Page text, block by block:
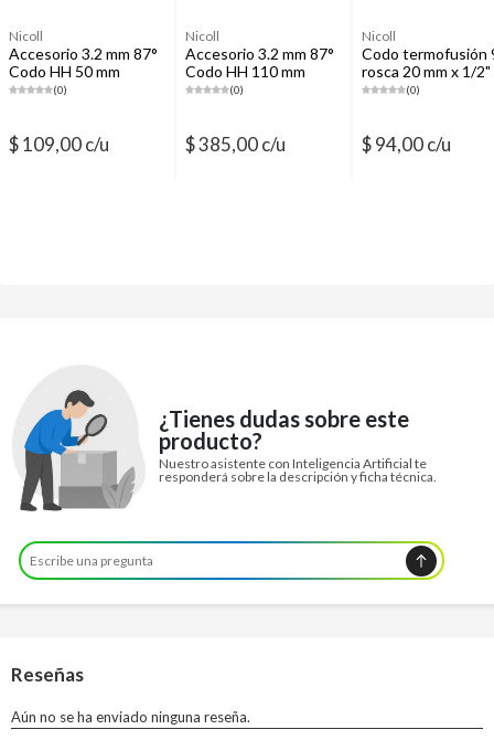
Nicoll
Accesorio 3.2 mm 87°
Codo HH 50 mm
diámetro
(0)
$ 109,00 c/u
Nicoll
Accesorio 3.2 mm 87°
Codo HH 110 mm
diámetro
(0)
$ 385,00 c/u
Nicoll
Codo termofusión
rosca 20 mm x 1/2"
(0)
$ 94,00 c/u
¿Tienes dudas sobre este
producto?
Nuestro asistente con Inteligencia Artificial te
responderá sobre la descripción y ficha técnica.